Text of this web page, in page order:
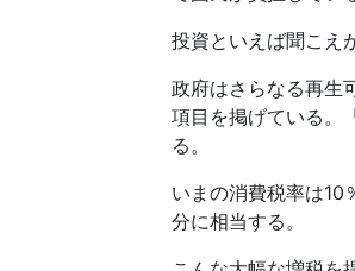
投資といえば聞こえ
政府はさらなる再生
項目を掲げている。
る。
いまの消費税率は10
分に相当する。